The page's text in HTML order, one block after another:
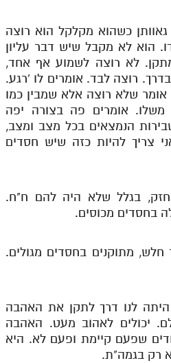
כשהוא מקלקל הוא רוצה
הוא לא מקבל שיש דבר עליון
מתקן. לא רוצה לשמוע אף אחד,
רוצה לבד. אומרים לו 'רגע.
שלא רוצה אלא שמבין כמו
אומרים פה בצורה יפה
הנמצאים בכל מצב ומצב,
צריך להיות כזה שיש חסדים
חזק, בגלל שלא היה להם ח"ח.
בחסדים מכוסים.
חלש, מתוקנים בחסדים מגולים.
לנו דרך לתקן את האהבה
יכולים לאהוב מעט. האהבה
שפעם קיימת ופעם לא. היא
רק בגמה"ת.